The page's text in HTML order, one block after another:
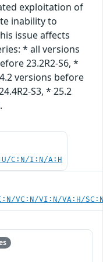
exploitation of
inability to
issue affects
* all versions
23.2R2-S6, *
versions before
S3, * 25.2
C:N/I:N/A:H
VC:N/VI:N/VA:H/